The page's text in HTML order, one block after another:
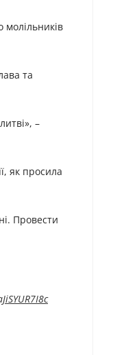
та
–
як просила
Провести